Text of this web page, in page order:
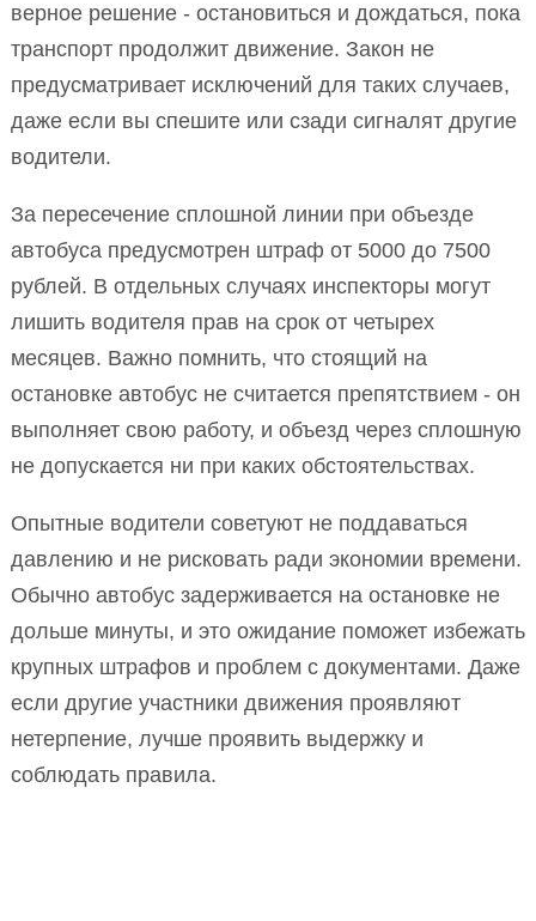
верное решение - остановиться и дождаться, пока
транспорт продолжит движение. Закон не
предусматривает исключений для таких случаев,
даже если вы спешите или сзади сигналят другие
водители.
За пересечение сплошной линии при объезде
автобуса предусмотрен штраф от 5000 до 7500
рублей. В отдельных случаях инспекторы могут
лишить водителя прав на срок от четырех
месяцев. Важно помнить, что стоящий на
остановке автобус не считается препятствием - он
выполняет свою работу, и объезд через сплошную
не допускается ни при каких обстоятельствах.
Опытные водители советуют не поддаваться
давлению и не рисковать ради экономии времени.
Обычно автобус задерживается на остановке не
дольше минуты, и это ожидание поможет избежать
крупных штрафов и проблем с документами. Даже
если другие участники движения проявляют
нетерпение, лучше проявить выдержку и
соблюдать правила.